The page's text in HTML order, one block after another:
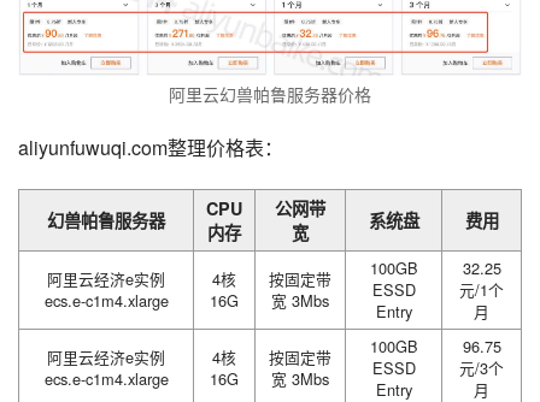
阿里云幻兽帕鲁服务器价格
aliyunfuwuqi.com整理价格表：
幻兽帕鲁服务器
CPU
内存
公网带
宽
系统盘 费用
阿里云经济e实例
ecs.e-c1m4.xlarge
4核
16G
按固定带
宽 3Mbs
100GB
ESSD
Entry
32.25
元/1个
月
阿里云经济e实例
ecs.e-c1m4.xlarge
4核
16G
按固定带
宽 3Mbs
100GB
ESSD
Entry
96.75
元/3个
月